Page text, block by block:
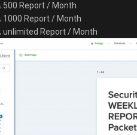
Report / Month
Report / Month
Report / Month